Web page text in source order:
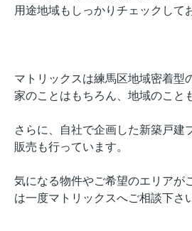
用途地域もしっかりチェックして
マトリックスは練馬区地域密着型
家のことはもちろん、地域のこと
さらに、自社で企画した新築戸建
販売も行っています。
気になる物件やご希望のエリアが
は一度マトリックスへご相談下さ